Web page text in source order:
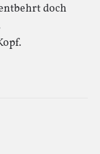
doch